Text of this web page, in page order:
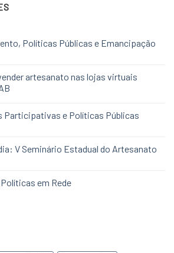
Políticas Públicas e Emancipação
artesanato nas lojas virtuais
Participativas e Políticas Públicas
V Seminário Estadual do Artesanato
em Rede